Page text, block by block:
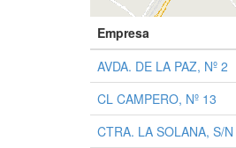
Empresa
AVDA. DE LA PAZ, Nº 2
CL CAMPERO, Nº 13
CTRA. LA SOLANA, S/N